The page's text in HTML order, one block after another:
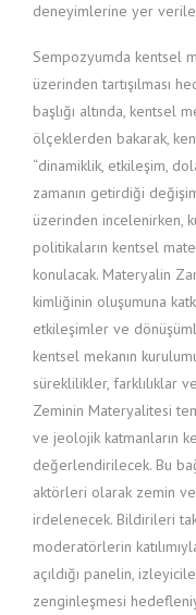
deneyimlerine yer
Sempozyumda kentsel
üzerinden tartışılması
başlığı altında, kentsel
ölçeklerden bakarak,
“dinamiklik, etkileşim,
zamanın getirdiği
üzerinden incelenirken,
politikaların kentsel
konulacak. Materyalin
kimliğinin oluşumuna
etkileşimler ve
kentsel mekanın
süreklilikler, farklılıklar
Zeminin Materyalitesi
ve jeolojik katmanların
değerlendirilecek. Bu
aktörleri olarak zemin
irdelenecek. Bildirileri
moderatörlerin
açıldığı panelin,
zenginleşmesi